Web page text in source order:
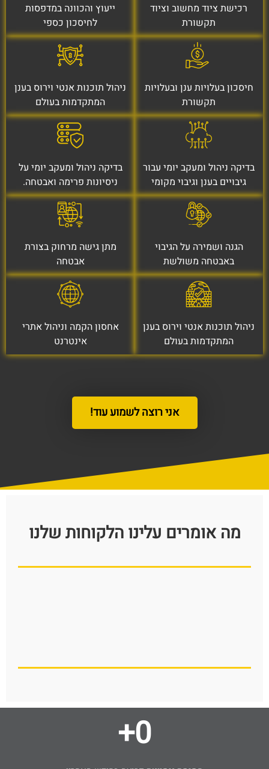
רכישת ציוד מחשוב וציוד
תקשורת
ייעוץ והכוונה במדפסות
לחיסכון כספי
חיסכון בעלויות ענן ובעלויות
תקשורת
ניהול תוכנות אנטי וירוס בענן
המתקדמות בעולם
בדיקה ניהול ומעקב יומי עבור
גיבויים בענן וגיבוי מקומי
בדיקה ניהול ומעקב יומי על
ניסיונות פרימה ואבטחה.
הגנה ושמירה על הגיבוי
באבטחה משולשת
מתן גישה מרחוק בצורת
אבטחה
ניהול תוכנות אנטי וירוס בענן
המתקדמות בעולם
אחסון הקמה וניהול אתרי
אינטרנט
אני רוצה לשמוע עוד!
מה אומרים עלינו הלקוחות שלנו
0
+